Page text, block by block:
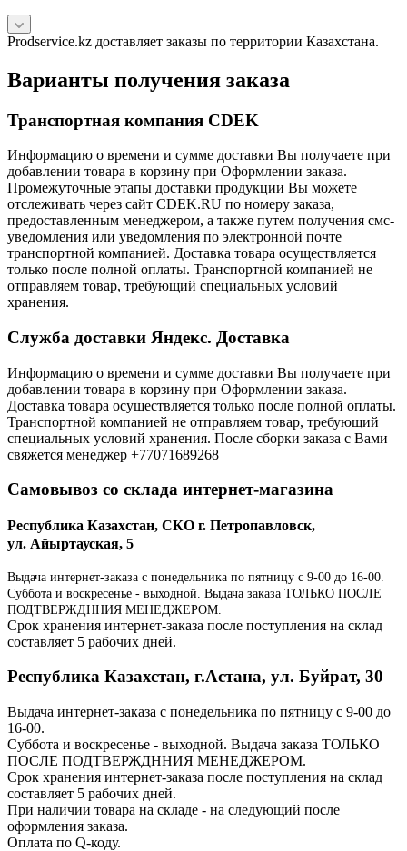
Prodservice.kz доставляет заказы по территории Казахстана.
Варианты получения заказа
Транспортная компания CDEK
Информацию о времени и сумме доставки Вы получаете при
добавлении товара в корзину при Оформлении заказа.
Промежуточные этапы доставки продукции Вы можете
отслеживать через сайт CDEK.RU по номеру заказа,
предоставленным менеджером, а также путем получения смс-
уведомления или уведомления по электронной почте
транспортной компанией. Доставка товара осуществляется
только после полной оплаты. Транспортной компанией не
отправляем товар, требующий специальных условий
хранения.
Служба доставки Яндекс. Доставка
Информацию о времени и сумме доставки Вы получаете при
добавлении товара в корзину при Оформлении заказа.
Доставка товара осуществляется только после полной оплаты.
Транспортной компанией не отправляем товар, требующий
специальных условий хранения. После сборки заказа с Вами
свяжется менеджер +77071689268
Самовывоз со склада интернет-магазина
Республика Казахстан, СКО г. Петропавловск,
ул. Айыртауская, 5
Выдача интернет-заказа с понедельника по пятницу с 9-00 до 16-00.
Суббота и воскресенье - выходной. Выдача заказа ТОЛЬКО ПОСЛЕ
ПОДТВЕРЖДННИЯ МЕНЕДЖЕРОМ.
Срок хранения интернет-заказа после поступления на склад
составляет 5 рабочих дней.
Республика Казахстан, г.Астана, ул. Буйрат, 30
Выдача интернет-заказа с понедельника по пятницу с 9-00 до
16-00.
Суббота и воскресенье - выходной. Выдача заказа ТОЛЬКО
ПОСЛЕ ПОДТВЕРЖДННИЯ МЕНЕДЖЕРОМ.
Срок хранения интернет-заказа после поступления на склад
составляет 5 рабочих дней.
При наличии товара на складе - на следующий после
оформления заказа.
Оплата по Q-коду.